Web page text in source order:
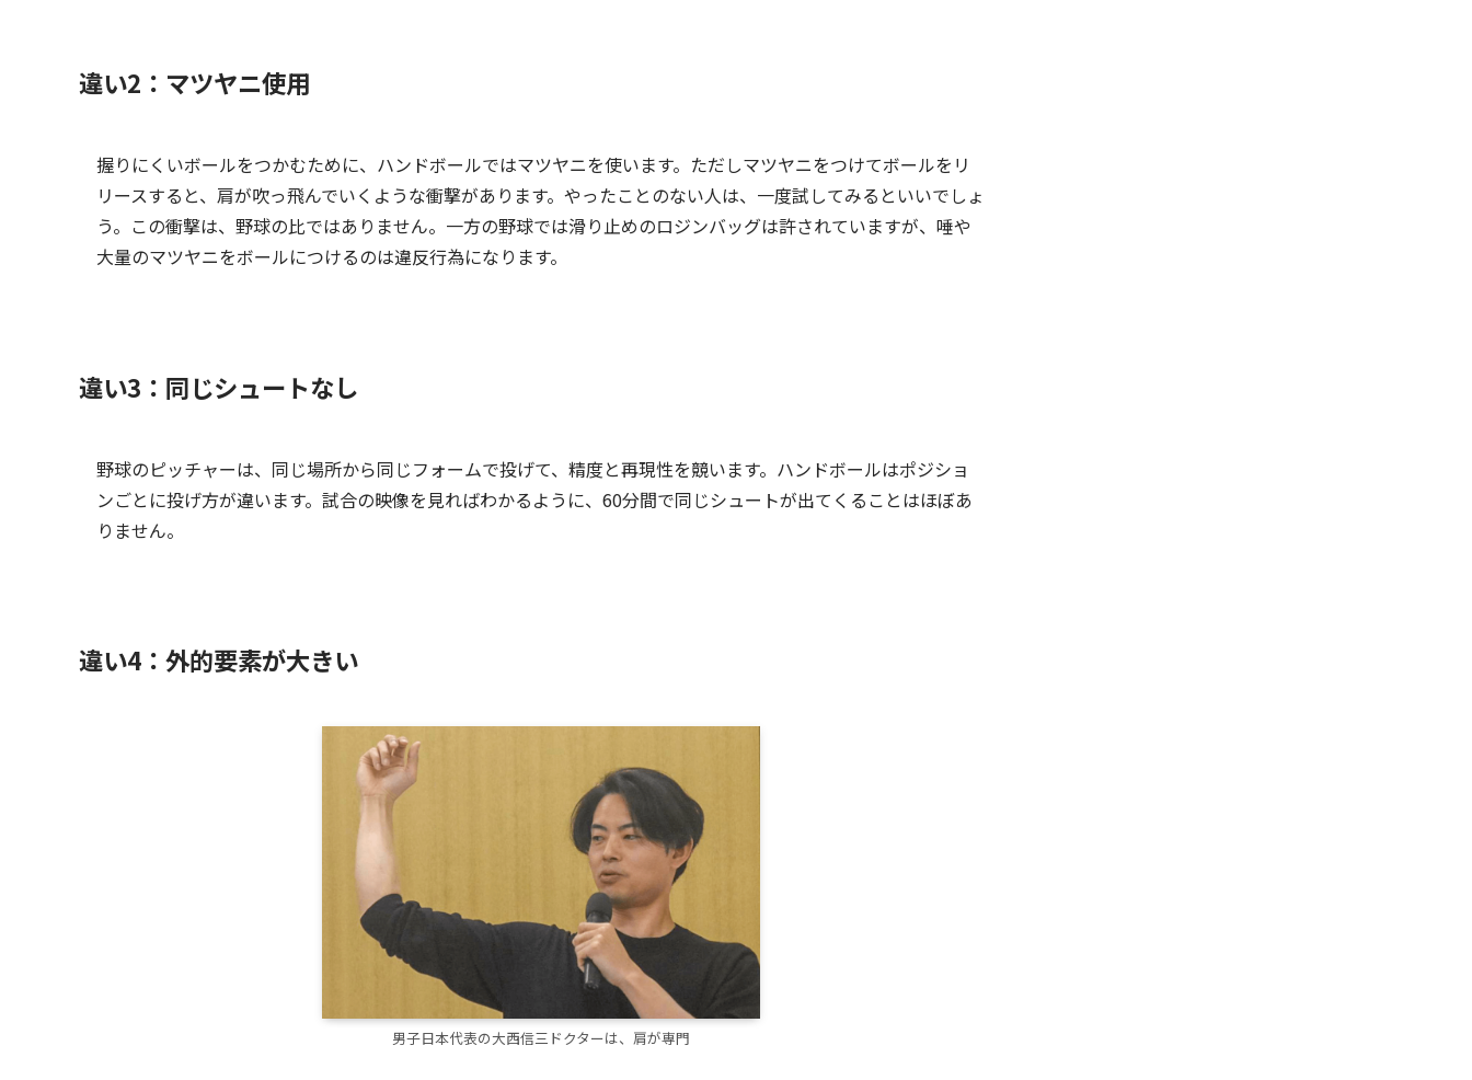
違い2：マツヤニ使用
握りにくいボールをつかむために、ハンドボールではマツヤニを使います。ただしマツヤニをつけてボールをリ
リースすると、肩が吹っ飛んでいくような衝撃があります。やったことのない人は、一度試してみるといいでしょ
う。この衝撃は、野球の比ではありません。一方の野球では滑り止めのロジンバッグは許されていますが、唾や
大量のマツヤニをボールにつけるのは違反行為になります。
違い3：同じシュートなし
野球のピッチャーは、同じ場所から同じフォームで投げて、精度と再現性を競います。ハンドボールはポジショ
ンごとに投げ方が違います。試合の映像を見ればわかるように、60分間で同じシュートが出てくることはほぼあ
りません。
違い4：外的要素が大きい
男子日本代表の大西信三ドクターは、肩が専門